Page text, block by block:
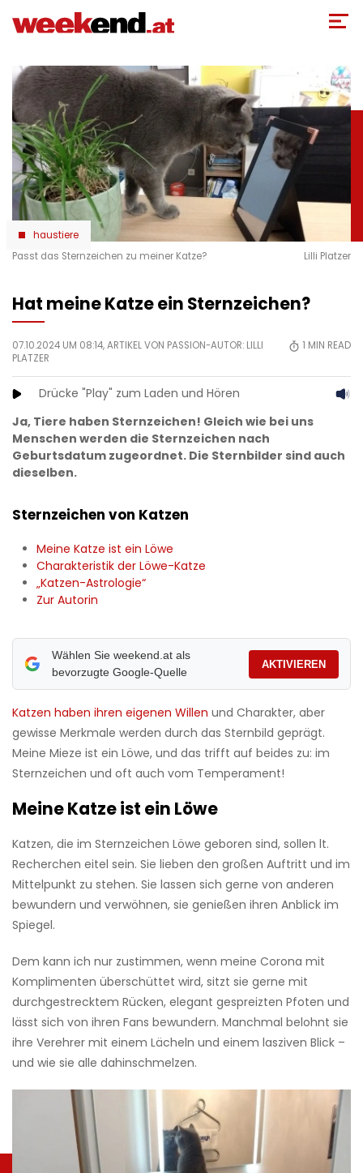
zum
haustiere
Passt das Sternzeichen zu meiner Katze?
Lilli Platzer
Hat meine Katze ein Sternzeichen?
07.10.2024 UM 08:14, ARTIKEL VON PASSION-AUTOR: LILLI
PLATZER
1 MIN READ
Drücke "Play" zum Laden und Hören
Ja, Tiere haben Sternzeichen! Gleich wie bei uns
Menschen werden die Sternzeichen nach
Geburtsdatum zugeordnet. Die Sternbilder sind auch
dieselben.
Sternzeichen von Katzen
Meine Katze ist ein Löwe
Charakteristik der Löwe-Katze
„Katzen-Astrologie“
Zur Autorin
Wählen Sie weekend.at als
bevorzugte Google-Quelle
AKTIVIEREN
Katzen haben ihren eigenen Willen und Charakter, aber
gewisse Merkmale werden durch das Sternbild geprägt.
Meine Mieze ist ein Löwe, und das trifft auf beides zu: im
Sternzeichen und oft auch vom Temperament!
Meine Katze ist ein Löwe
Katzen, die im Sternzeichen Löwe geboren sind, sollen lt.
Recherchen eitel sein. Sie lieben den großen Auftritt und im
Mittelpunkt zu stehen. Sie lassen sich gerne von anderen
bewundern und verwöhnen, sie genießen ihren Anblick im
Spiegel.
Dem kann ich nur zustimmen, wenn meine Corona mit
Komplimenten überschüttet wird, sitzt sie gerne mit
durchgestrecktem Rücken, elegant gespreizten Pfoten und
lässt sich von ihren Fans bewundern. Manchmal belohnt sie
ihre Verehrer mit einem Lächeln und einem lasziven Blick –
und wie sie alle dahinschmelzen.